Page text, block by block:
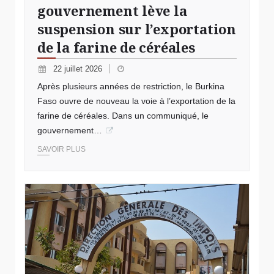
gouvernement lève la
suspension sur l’exportation
de la farine de céréales
22 juillet 2026
Après plusieurs années de restriction, le Burkina
Faso ouvre de nouveau la voie à l’exportation de la
farine de céréales. Dans un communiqué, le
gouvernement…
SAVOIR PLUS